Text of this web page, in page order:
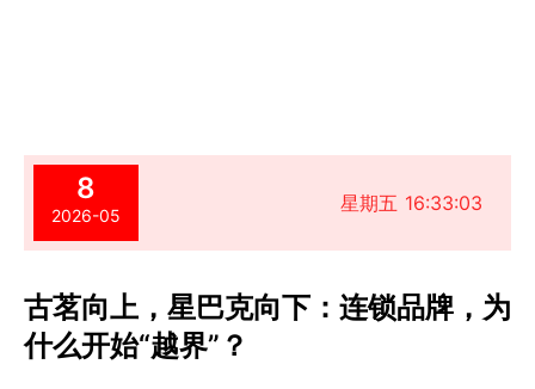
8
2026-05
星期五 16:33:03
古茗向上，星巴克向下：连锁品牌，为
什么开始“越界”？​